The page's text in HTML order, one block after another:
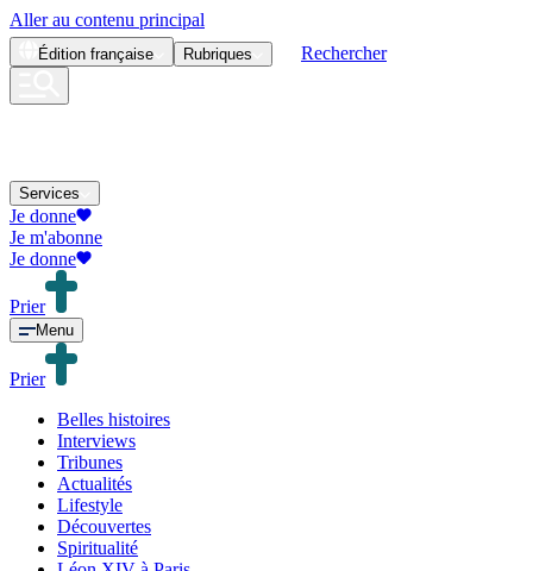
Aller au contenu principal
Édition française Rubriques Rechercher
Services
Je donne
Je m'abonne
Je donne
Prier
Menu
Prier
Belles histoires
Interviews
Tribunes
Actualités
Lifestyle
Découvertes
Spiritualité